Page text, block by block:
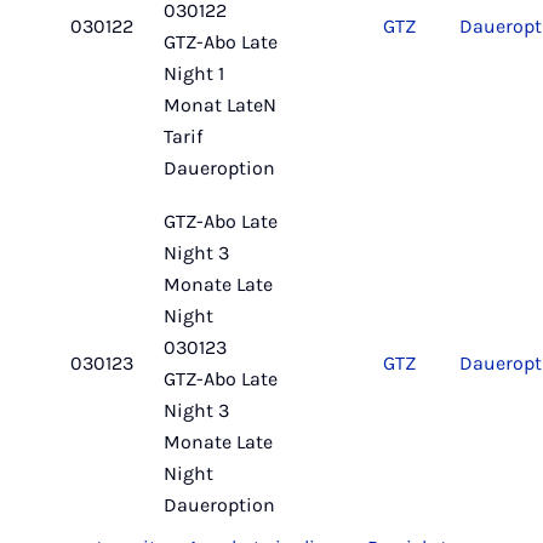
030122
030122
GTZ-Abo Late
Night 1
Monat LateN
Tarif
Daueroption
GTZ
030123
GTZ-Abo Late
Night 3
Monate Late
Night
030123
GTZ-Abo Late
Night 3
Monate Late
Night
Daueroption
GTZ